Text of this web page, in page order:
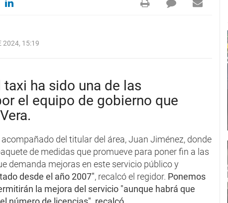
2024, 15:19
ha sido una de las
el equipo de gobierno que
del titular del área, Juan Jiménez, donde
de medidas que promueve para poner fin a las
demanda mejoras en este servicio público y
desde el año 2007", recalcó el regidor. Ponemos
la mejora del servicio "aunque habrá que